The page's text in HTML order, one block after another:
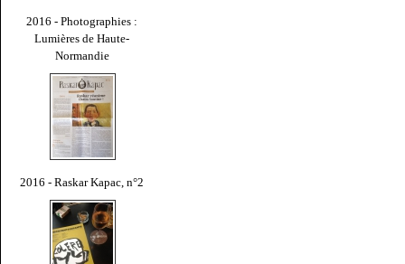
2016 - Photographies :
Lumières de Haute-
Normandie
2016 - Raskar Kapac, n°2